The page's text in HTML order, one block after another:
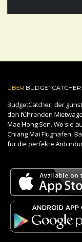
ÜBER BUDGETCATCHER
BudgetCatcher, der
den führenden
Mae Hong Son. Wo sie
Chiang Mai Flughafen,
für die perfekte